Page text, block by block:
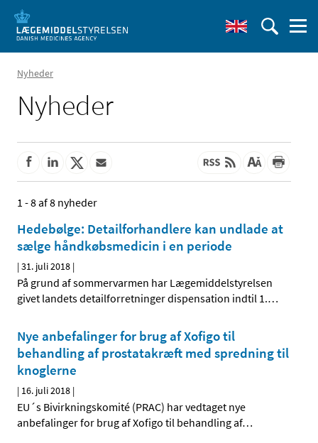
Nyheder
Nyheder
1 - 8 af 8 nyheder
Hedebølge: Detailforhandlere kan undlade at
sælge håndkøbsmedicin i en periode
|31. juli 2018 |
På grund af sommervarmen har Lægemiddelstyrelsen
givet landets detailforretninger dispensation indtil 1.…
Nye anbefalinger for brug af Xofigo til
behandling af prostatakræft med spredning til
knoglerne
| 16. juli 2018 |
EU´s Bivirkningskomité (PRAC) har vedtaget nye
anbefalinger for brug af Xofigo til behandling af…